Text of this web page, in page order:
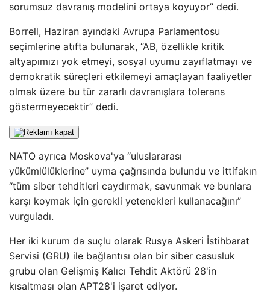
sorumsuz davranış modelini ortaya koyuyor” dedi.
Borrell, Haziran ayındaki Avrupa Parlamentosu
seçimlerine atıfta bulunarak, “AB, özellikle kritik
altyapımızı yok etmeyi, sosyal uyumu zayıflatmayı ve
demokratik süreçleri etkilemeyi amaçlayan faaliyetler
olmak üzere bu tür zararlı davranışlara tolerans
göstermeyecektir” dedi.
NATO ayrıca Moskova'ya “uluslararası
yükümlülüklerine” uyma çağrısında bulundu ve ittifakın
“tüm siber tehditleri caydırmak, savunmak ve bunlara
karşı koymak için gerekli yetenekleri kullanacağını”
vurguladı.
Her iki kurum da suçlu olarak Rusya Askeri İstihbarat
Servisi (GRU) ile bağlantısı olan bir siber casusluk
grubu olan Gelişmiş Kalıcı Tehdit Aktörü 28'in
kısaltması olan APT28'i işaret ediyor.